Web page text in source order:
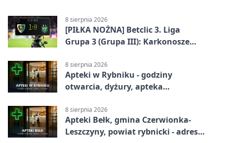
8 sierpnia 2026
[PIŁKA NOŻNA] Betclic 3. Liga
Grupa 3 (Grupa III): Karkonosze
8 sierpnia 2026
Apteki w Rybniku - godziny
otwarcia, dyżury, apteka
8 sierpnia 2026
Apteki Bełk, gmina Czerwionka-
Leszczyny, powiat rybnicki - adresy,